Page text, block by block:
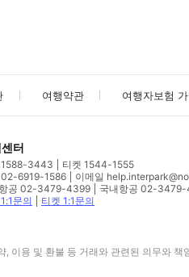
여행약관 여행자보험
터
1588-3443
티켓 1544-1555
02-6919-1586
이메일
공 02-3479-4399
국내항공 02-
문의
티켓 1:1문의
이용 및 환불 등 거래와 관련된 의무와 책